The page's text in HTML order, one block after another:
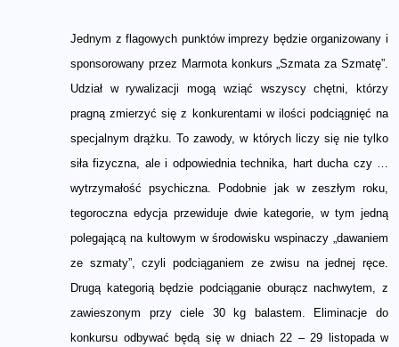
Jednym z flagowych punktów imprezy będzie organizowany i
sponsorowany przez Marmota konkurs „Szmata za Szmatę”.
Udział w rywalizacji mogą wziąć wszyscy chętni, którzy
pragną zmierzyć się z konkurentami w ilości podciągnięć na
specjalnym drążku. To zawody, w których liczy się nie tylko
siła fizyczna, ale i odpowiednia technika, hart ducha czy …
wytrzymałość psychiczna. Podobnie jak w zeszłym roku,
tegoroczna edycja przewiduje dwie kategorie, w tym jedną
polegającą na kultowym w środowisku wspinaczy „dawaniem
ze szmaty”, czyli podciąganiem ze zwisu na jednej ręce.
Drugą kategorią będzie podciąganie oburącz nachwytem, z
zawieszonym przy ciele 30 kg balastem. Eliminacje do
konkursu odbywać będą się w dniach 22 – 29 listopada w